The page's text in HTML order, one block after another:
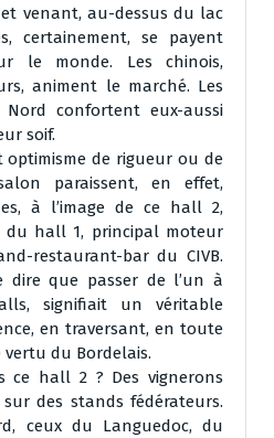
venant, au-dessus du lac
certainement, se payent
le monde. Les chinois,
animent le marché. Les
Nord confortent eux-aussi
soif.
optimisme de rigueur ou de
paraissent, en effet,
à l’image de ce hall 2,
du hall 1, principal moteur
restaurant-bar du CIVB.
dire que passer de l’un à
signifiait un véritable
en traversant, en toute
du Bordelais.
ce hall 2 ? Des vignerons
des stands fédérateurs.
ceux du Languedoc, du